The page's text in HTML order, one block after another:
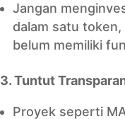
Jangan
dalam satu
belum memiliki
3. Tuntut
Proyek seperti